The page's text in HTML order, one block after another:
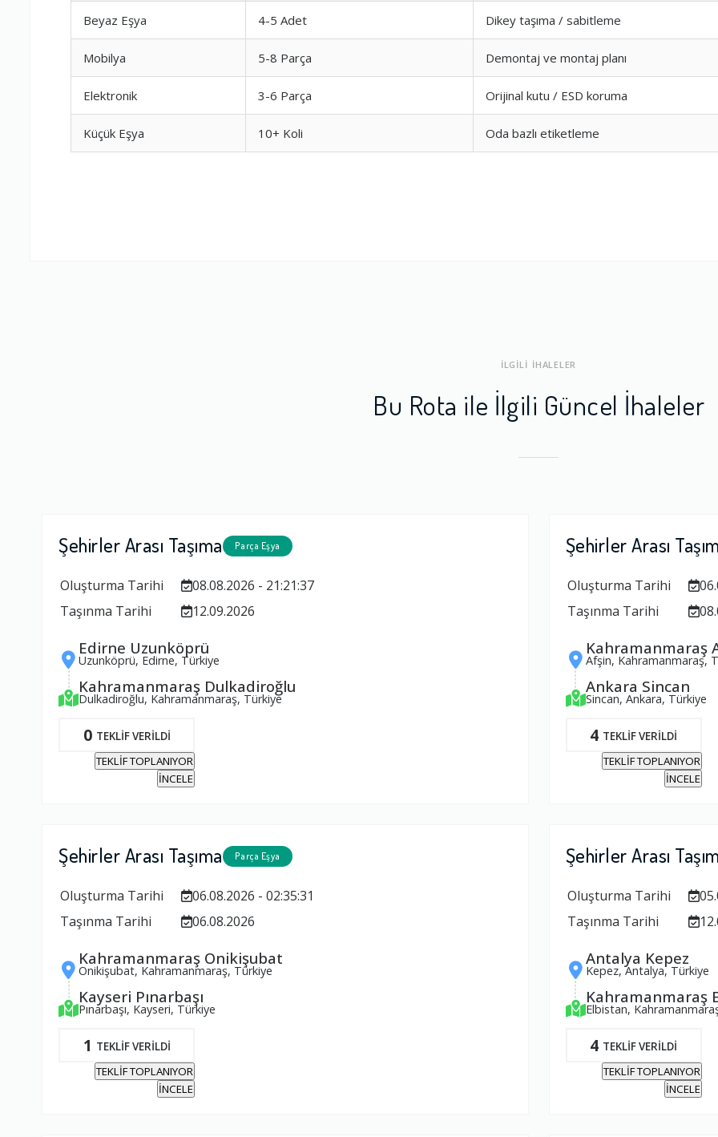
Beyaz Eşya 4-5 Adet Dikey taşıma / sabitleme
Mobilya 5-8 Parça Demontaj ve montaj planı
Elektronik 3-6 Parça Orijinal kutu / ESD koruma
Küçük Eşya 10+ Koli Oda bazlı etiketleme
İLGİLİ İHALELER
Bu Rota ile İlgili Güncel İhaleler
Şehirler Arası Taşıma Parça Eşya
Oluşturma Tarihi
08.08.2026 - 21:21:37
Taşınma Tarihi
12.09.2026
Edirne Uzunköprü
Uzunköprü, Edirne, Türkiye
Kahramanmaraş Dulkadiroğlu
Dulkadiroğlu, Kahramanmaraş, Türkiye
0 TEKLİF VERİLDİ
TEKLİF TOPLANIYOR
İNCELE
Şehirler Arası
Oluşturma Tarihi
Taşınma Tarihi
Kahramanmaraş
Afşin, Kahramanmaraş,
Ankara Sincan
Sincan, Ankara, Türkiye
4 TEKLİF VERİLDİ
TEKLİF TOPLANIYOR
İNCELE
Şehirler Arası Taşıma Parça Eşya
Oluşturma Tarihi
06.08.2026 - 02:35:31
Taşınma Tarihi
06.08.2026
Kahramanmaraş Onikişubat
Onikişubat, Kahramanmaraş, Türkiye
Kayseri Pınarbaşı
Pınarbaşı, Kayseri, Türkiye
1 TEKLİF VERİLDİ
TEKLİF TOPLANIYOR
İNCELE
Şehirler Arası
Oluşturma Tarihi
Taşınma Tarihi
Antalya Kepez
Kepez, Antalya, Türkiye
Kahramanmaraş
Elbistan,
4 TEKLİF VERİLDİ
TEKLİF TOPLANIYOR
İNCELE
Firma Çalışanları 1.0